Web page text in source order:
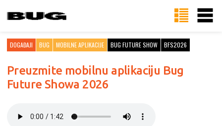
DOGAĐAJI BUG MOBILNE APLIKACIJE BUG FUTURE SHOW BFS2026
Preuzmite mobilnu aplikaciju Bug
Future Showa 2026